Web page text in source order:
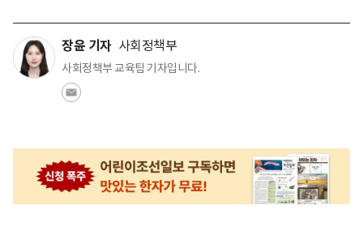
장윤 기자 사회정책부
사회정책부 교육팀 기자입니다.